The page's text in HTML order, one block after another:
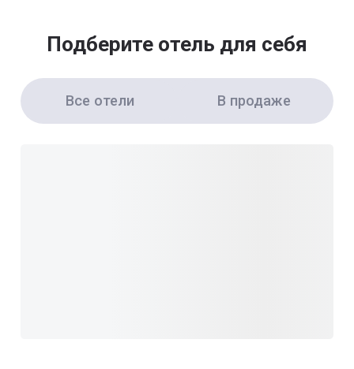
Подберите отель для себя
Все отели В продаже